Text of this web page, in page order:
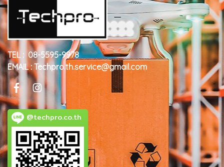
TEL : 08-5595-9978
EMAIL : Techpro.th.service@gmail.com
@techpro.co.th